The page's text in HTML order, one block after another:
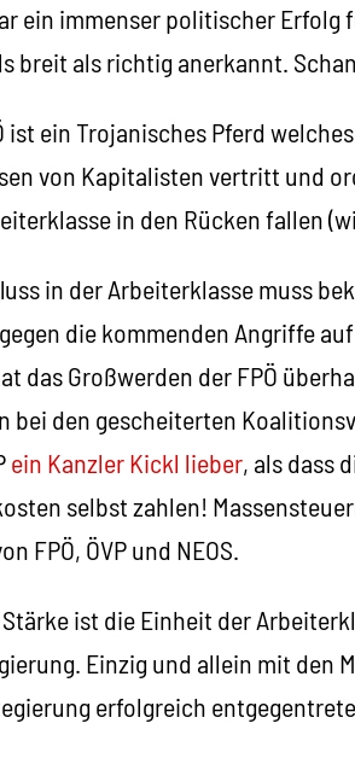
ein immenser politischer Erfolg
breit als richtig anerkannt.
ist ein Trojanisches Pferd
von Kapitalisten vertritt und
in den Rücken fallen
in der Arbeiterklasse muss
die kommenden Angriffe
das Großwerden der FPÖ
bei den gescheiterten
ein Kanzler Kickl lieber, als dass
selbst zahlen!
FPÖ, ÖVP und NEOS.
ist die Einheit der
Einzig und allein mit den
erfolgreich